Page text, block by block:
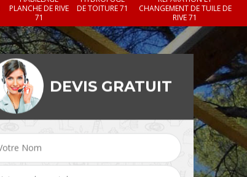
PLANCHE DE RIVE
71
DE TOITURE 71
CHANGEMENT DE TUILE DE
RIVE 71
Changement de velux
71
Réparation et
changement de
et faîtage 71
DEVIS GRATUIT